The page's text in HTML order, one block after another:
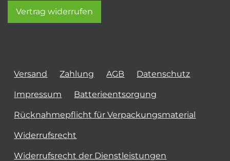
Vertrag widerrufen
Versand Zahlung AGB Datenschutz
Impressum Batterieentsorgung
Rücknahmepflicht für Verpackungsmaterial
Widerrufsrecht
Widerrufsrecht der Dienstleistungen